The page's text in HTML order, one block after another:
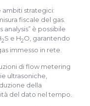
ambiti strategici:
fiscale del gas.
analysis” è possibile
2S e H2O, garantendo
immesso in rete.
di flow metering
ultrasoniche,
della
del dato nel tempo.